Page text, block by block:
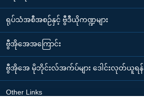
ရုပ်သံအစီအစဉ်နှင့် ဗွီဒီယိုကဏ္ဍများ
ဗွီအိုအေအကြောင်း
ဗွီအိုအေ မိုဘိုင်းလ်အက်ပ်များ ဒေါင်းလုတ်ယူရန်
Other Links